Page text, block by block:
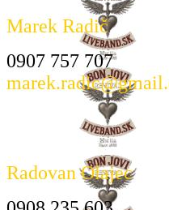
Marek Radič
0907 757 707
Radovan Olajec